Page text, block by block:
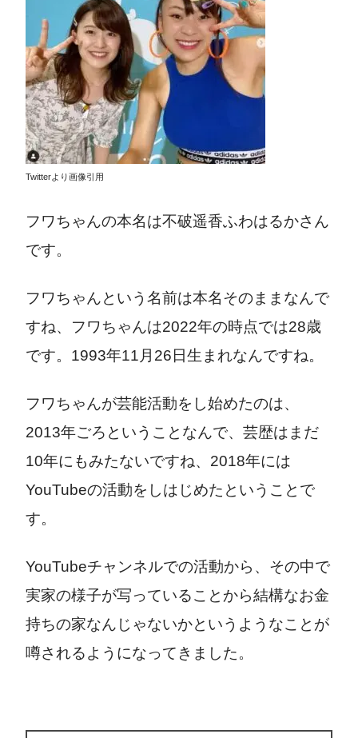
Twitterより画像引用
フワちゃんの本名は不破遥香ふわはるかさん
です。
フワちゃんという名前は本名そのままなんで
すね、フワちゃんは2022年の時点では28歳
です。1993年11月26日生まれなんですね。
フワちゃんが芸能活動をし始めたのは、
2013年ごろということなんで、芸歴はまだ
10年にもみたないですね、2018年には
YouTubeの活動をしはじめたということで
す。
YouTubeチャンネルでの活動から、その中で
実家の様子が写っていることから結構なお金
持ちの家なんじゃないかというようなことが
噂されるようになってきました。